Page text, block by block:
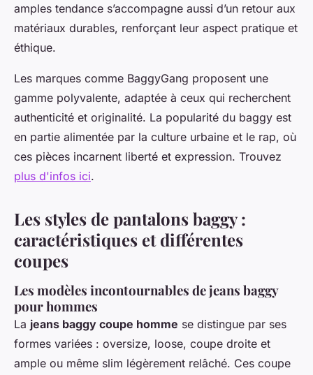
amples tendance s’accompagne aussi d’un retour aux
matériaux durables, renforçant leur aspect pratique et
éthique.
Les marques comme BaggyGang proposent une
gamme polyvalente, adaptée à ceux qui recherchent
authenticité et originalité. La popularité du baggy est
en partie alimentée par la culture urbaine et le rap, où
ces pièces incarnent liberté et expression. Trouvez
plus d'infos ici.
Les styles de pantalons baggy :
caractéristiques et différentes
coupes
Les modèles incontournables de jeans baggy
pour hommes
La jeans baggy coupe homme se distingue par ses
formes variées : oversize, loose, coupe droite et
ample ou même slim légèrement relâché. Ces coupe